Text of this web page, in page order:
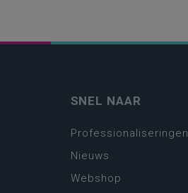
SNEL NAAR
Professionaliseringen
Nieuws
Webshop